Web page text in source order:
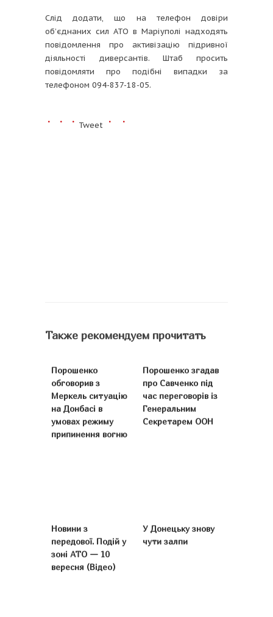
Слід додати, що на телефон довіри
об’єднаних сил АТО в Маріуполі надходять
повідомлення про активізацію підривної
діяльності диверсантів. Штаб просить
повідомляти про подібні випадки за
телефоном 094-837-18-05.
Tweet
Также рекомендуем прочитать
Порошенко
обговорив з
Меркель ситуацію
на Донбасі в
умовах режиму
припинення вогню
Порошенко згадав
про Савченко під
час переговорів із
Генеральним
Секретарем ООН
Новини з
передової. Подій у
зоні АТО — 10
вересня (Відео)
У Донецьку знову
чути залпи